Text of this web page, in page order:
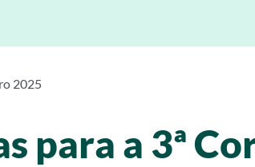
2025
para a 3ª